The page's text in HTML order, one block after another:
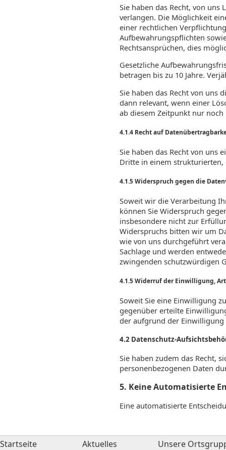
Sie haben das Recht, von
verlangen. Die Möglichkeit
einer rechtlichen
Aufbewahrungspflichten
Rechtsansprüchen, dies
Gesetzliche
betragen bis zu 10 Jahre.
Sie haben das Recht von uns
dann relevant, wenn einer
ab diesem Zeitpunkt nur
4.1.4 Recht auf
Sie haben das Recht von uns
Dritte in einem strukturierten,
4.1.5 Widerspruch gegen die
Soweit wir die Verarbeitung
können Sie Widerspruch
insbesondere nicht zur
Widerspruchs bitten wir um
wie von uns durchgeführt
Sachlage und werden
zwingenden schutzwürdigen
4.1.5 Widerruf der Einwilligung, Art.
Soweit Sie eine Einwilligung
gegenüber erteilte
der aufgrund der
4.2 Datenschutz-
Sie haben zudem das Recht,
personenbezogenen Daten
5. Keine Automatisierte
Eine automatisierte
Startseite Aktuelles Unsere